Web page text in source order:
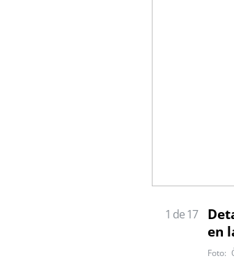
1 de 17
en